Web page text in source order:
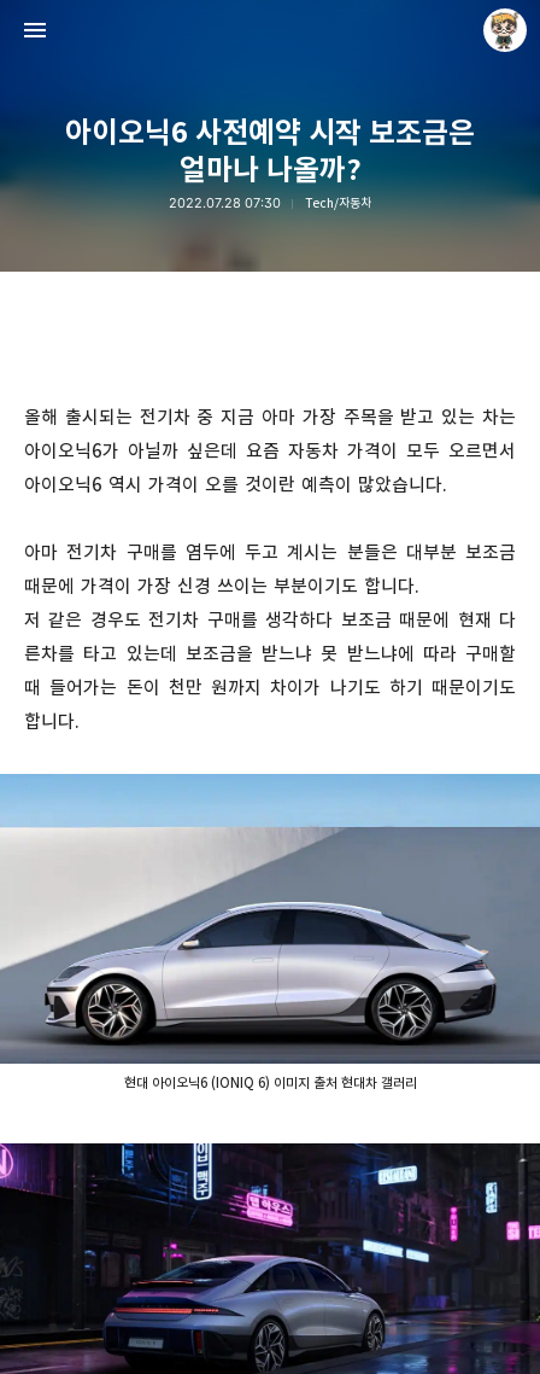
아이오닉6 사전예약 시작 보조금은
얼마나 나올까?
2022.07.28 07:30 Tech/자동차
올해 출시되는 전기차 중 지금 아마 가장 주목을 받고 있는 차는
아이오닉6가 아닐까 싶은데 요즘 자동차 가격이 모두 오르면서
아이오닉6 역시 가격이 오를 것이란 예측이 많았습니다.
아마 전기차 구매를 염두에 두고 계시는 분들은 대부분 보조금
때문에 가격이 가장 신경 쓰이는 부분이기도 합니다.
저 같은 경우도 전기차 구매를 생각하다 보조금 때문에 현재 다
른차를 타고 있는데 보조금을 받느냐 못 받느냐에 따라 구매할
때 들어가는 돈이 천만 원까지 차이가 나기도 하기 때문이기도
합니다.
현대 아이오닉6 (IONIQ 6) 이미지 출처 현대차 갤러리
Raycat : Photo and Story